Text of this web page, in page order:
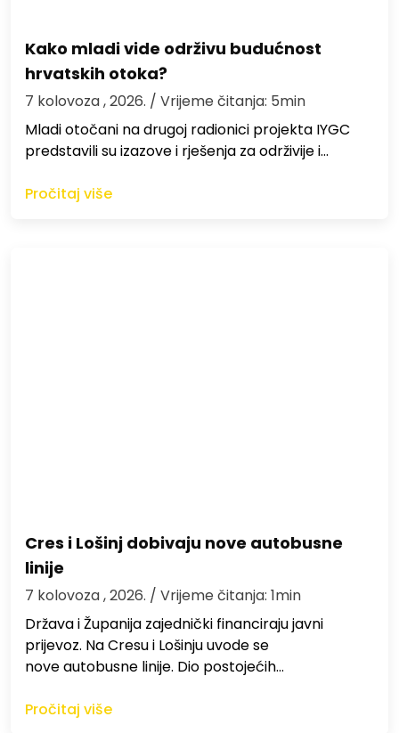
Kako mladi vide održivu budućnost
hrvatskih otoka?
7 kolovoza , 2026. / Vrijeme čitanja: 5min
Mladi otočani na drugoj radionici projekta IYGC
predstavili su izazove i rješenja za održivije i…
Pročitaj više
Cres i Lošinj dobivaju nove autobusne
linije
7 kolovoza , 2026. / Vrijeme čitanja: 1min
Država i Županija zajednički financiraju javni
prijevoz. Na Cresu i Lošinju uvode se
nove autobusne linije. Dio postojećih…
Pročitaj više